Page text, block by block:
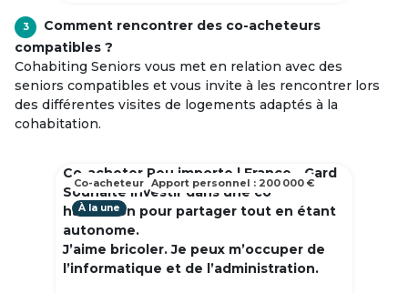
3
Comment rencontrer des co-acheteurs
compatibles ?
Cohabiting Seniors vous met en relation avec des
seniors compatibles et vous invite à les rencontrer lors
des différentes visites de logements adaptés à la
cohabitation.
Co-acheter Peu importe | France - Gard
Souhaite investir dans une co
habitation pour partager tout en étant
autonome.
J’aime bricoler. Je peux m’occuper de
l’informatique et de l’administration.
À la une
Co-acheteur Apport personnel : 200 000 €